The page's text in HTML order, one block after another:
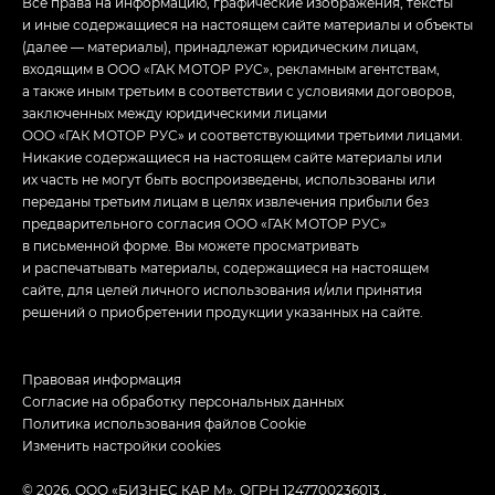
и иные содержащиеся на настоящем сайте материалы и объекты
(далее — материалы), принадлежат юридическим лицам,
входящим в ООО «ГАК МОТОР РУС», рекламным агентствам,
а также иным третьим в соответствии с условиями договоров,
заключенных между юридическими лицами
ООО «ГАК МОТОР РУС» и соответствующими третьими лицами.
Никакие содержащиеся на настоящем сайте материалы или
их часть не могут быть воспроизведены, использованы или
переданы третьим лицам в целях извлечения прибыли без
предварительного согласия ООО «ГАК МОТОР РУС»
в письменной форме. Вы можете просматривать
и распечатывать материалы, содержащиеся на настоящем
сайте, для целей личного использования и/или принятия
решений о приобретении продукции указанных на сайте.
© 2026, ООО «БИЗНЕС КАР М». ОГРН 1247700236013 ,
Правовая информация
Согласие на обработку персональных данных
Политика использования файлов Cookie
Изменить настройки cookies